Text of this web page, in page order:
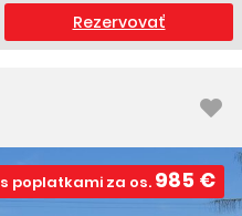
Rezervovať
s poplatkami za os. 985 €